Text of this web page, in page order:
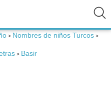
> Nombres de niños Turcos >
> Basir